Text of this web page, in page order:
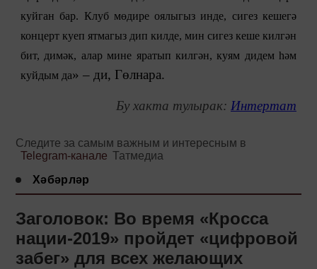
куйган бар. Клуб мөдире оялыгыз инде, сигез кешегә
концерт куеп ятмагыз дип килде, мин сигез кеше килгән
бит, димәк, алар мине яратып килгән, куям дидем һәм
куйдым да» – ди, Гөлнара.
Бу хакта тулырак: Интертат
Следите за самым важным и интересным в
Telegram-канале Татмедиа
Хәбәрләр
Заголовок: Во время «Кросса
нации-2019» пройдет «цифровой
забег» для всех желающих